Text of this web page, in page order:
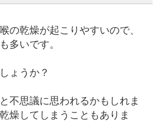
の乾燥が起こりやすいので、
多いです。
ょうか？
不思議に思われるかもしれま
燥してしまうこともありま